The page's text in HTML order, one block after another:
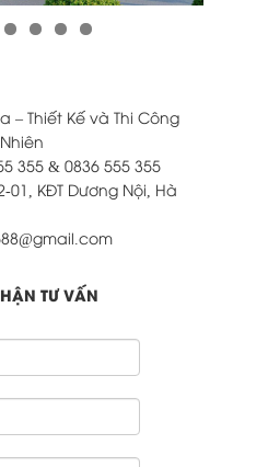
– Thiết Kế và Thi Công
355 & 0836 555 355
01, KĐT Dương Nội, Hà
TƯ VẤN